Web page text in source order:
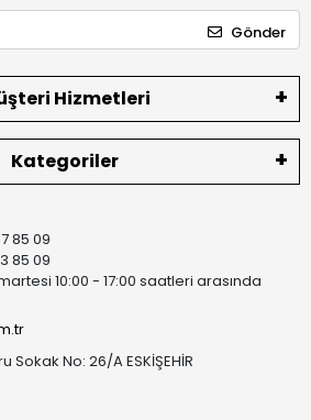
Gönder
Hizmetleri
Kategoriler
85 09
85 09
10:00 - 17:00 saatleri arasında
Sokak No: 26/A ESKİŞEHİR